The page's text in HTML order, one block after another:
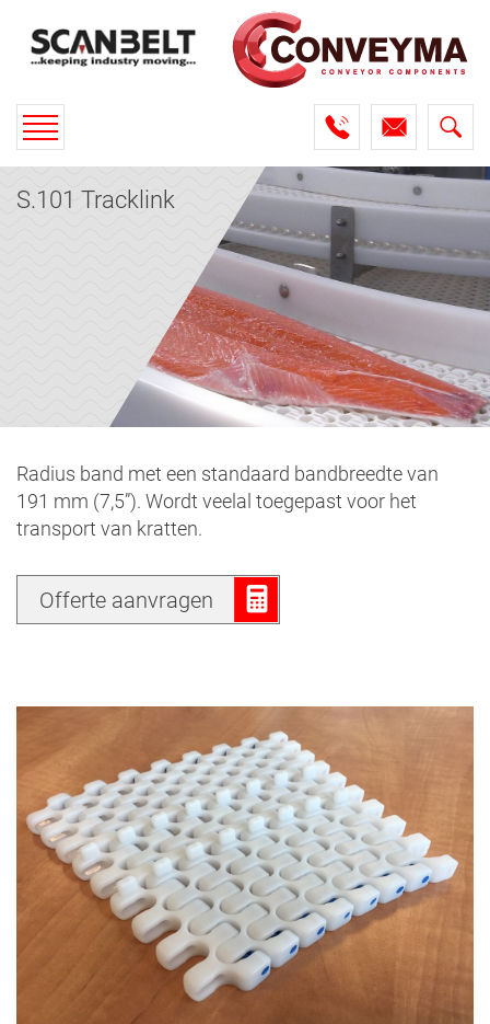
Toggle
navigation
S.101 Tracklink
Radius band met een standaard bandbreedte van
191 mm (7,5”). Wordt veelal toegepast voor het
transport van kratten.
Offerte aanvragen